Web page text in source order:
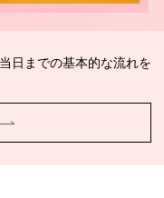
日までの基本的な流れを